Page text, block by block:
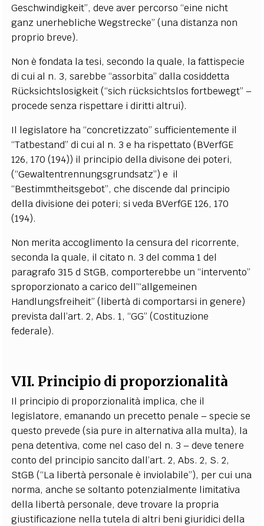
Geschwindigkeit”, deve aver percorso “eine nicht
ganz unerhebliche Wegstrecke” (una distanza non
proprio breve).
Non è fondata la tesi, secondo la quale, la fattispecie
di cui al n. 3, sarebbe “assorbita” dalla cosiddetta
Rücksichtslosigkeit (“sich rücksichtslos fortbewegt” –
procede senza rispettare i diritti altrui).
Il legislatore ha “concretizzato” sufficientemente il
“Tatbestand” di cui al n. 3 e ha rispettato (BVerfGE
126, 170 (194)) il principio della divisone dei poteri,
(“Gewaltentrennungsgrundsatz”) e il
“Bestimmtheitsgebot”, che discende dal principio
della divisione dei poteri; si veda BVerfGE 126, 170
(194).
Non merita accoglimento la censura del ricorrente,
seconda la quale, il citato n. 3 del comma 1 del
paragrafo 315 d StGB, comporterebbe un “intervento”
sproporzionato a carico dell’“allgemeinen
Handlungsfreiheit” (libertà di comportarsi in genere)
prevista dall’art. 2, Abs. 1, “GG” (Costituzione
federale).
VII. Principio di proporzionalità
Il principio di proporzionalità implica, che il
legislatore, emanando un precetto penale – specie se
questo prevede (sia pure in alternativa alla multa), la
pena detentiva, come nel caso del n. 3 – deve tenere
conto del principio sancito dall’art. 2, Abs. 2, S. 2,
StGB (“La libertà personale è inviolabile”), per cui una
norma, anche se soltanto potenzialmente limitativa
della libertà personale, deve trovare la propria
giustificazione nella tutela di altri beni giuridici della